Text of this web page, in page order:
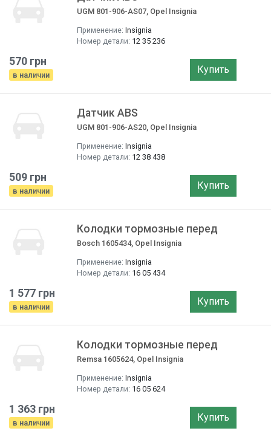
UGM 801-906-AS07, Opel Insignia
Применение: Insignia
Номер детали: 12 35 236
570 грн
в наличии Купить
Датчик ABS
UGM 801-906-AS20, Opel Insignia
Применение: Insignia
Номер детали: 12 38 438
509 грн
в наличии Купить
Колодки тормозные перед
Bosch 1605434, Opel Insignia
Применение: Insignia
Номер детали: 16 05 434
1 577 грн
в наличии Купить
Колодки тормозные перед
Remsa 1605624, Opel Insignia
Применение: Insignia
Номер детали: 16 05 624
1 363 грн
в наличии Купить